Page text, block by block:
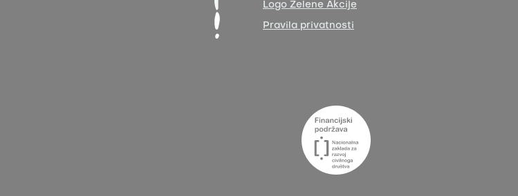
Logo Zelene Akcije
Pravila privatnosti